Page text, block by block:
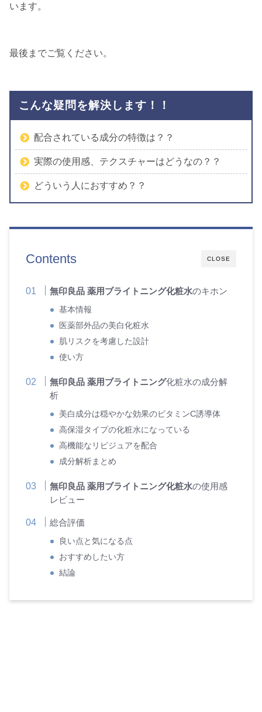
います。
最後までご覧ください。
こんな疑問を解決します！！
配合されている成分の特徴は？？
実際の使用感、テクスチャーはどうなの？？
どういう人におすすめ？？
CLOSE
Contents
無印良品 薬用ブライトニング化粧水のキホン
基本情報
医薬部外品の美白化粧水
肌リスクを考慮した設計
使い方
無印良品 薬用ブライトニング化粧水の成分解
析
美白成分は穏やかな効果のビタミンC誘導体
高保湿タイプの化粧水になっている
高機能なリピジュアを配合
成分解析まとめ
無印良品薬用ブライトニング化粧水の使用感
レビュー
総合評価
良い点と気になる点
おすすめしたい方
結論